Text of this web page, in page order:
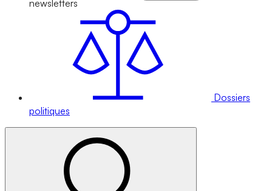
newsletters
Dossiers
politiques